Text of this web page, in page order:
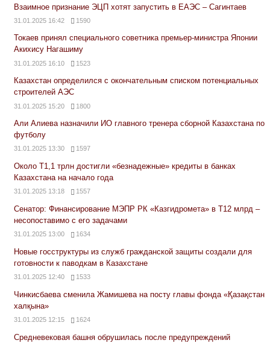
Взаимное признание ЭЦП хотят запустить в ЕАЭС – Сагинтаев
31.01.2025 16:42 1590
Токаев принял специального советника премьер-министра Японии
Акихису Нагашиму
31.01.2025 16:10 1523
Казахстан определился с окончательным списком потенциальных
строителей АЭС
31.01.2025 15:20 1800
Али Алиева назначили ИО главного тренера сборной Казахстана по
футболу
31.01.2025 13:30 1597
Около Т1,1 трлн достигли «безнадежные» кредиты в банках
Казахстана на начало года
31.01.2025 13:18 1557
Сенатор: Финансирование МЭПР РК «Казгидромета» в Т12 млрд –
несопоставимо с его задачами
31.01.2025 13:00 1634
Новые госструктуры из служб гражданской защиты создали для
готовности к паводкам в Казахстане
31.01.2025 12:40 1533
Чинкисбаева сменила Жамишева на посту главы фонда «Қазақстан
халқына»
31.01.2025 12:15 1624
Средневековая башня обрушилась после предупреждений